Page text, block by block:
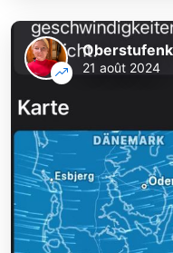
21 août 2024